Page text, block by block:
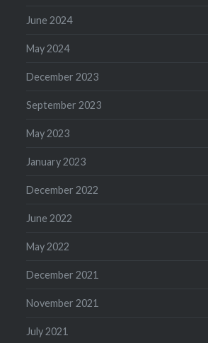
June 2024
May 2024
December 2023
September 2023
May 2023
January 2023
December 2022
June 2022
May 2022
December 2021
November 2021
July 2021